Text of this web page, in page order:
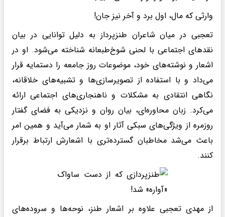
وارثی که مال، اول برد و آخر نیز جان!
تعجبی در میان شاعران طنزپرداز به دلیل توانایی در بیان
نقدهای اجتماعی با لحنی شوخ‌طبعانه شناخته می‌شود. او در
اشعار و نوشته‌های خود، موضوعات روز جامعه را دستمایه قرار
می‌داد و با استفاده از تصویرسازی‌ها و تشبیه‌های خلاقانه،
نگاهی انتقادی به مشکلات و ناهنجاری‌های اجتماعی ارائه
می‌کرد. زبان محاوره‌ای، بیان روان و نزدیکی به فضای گفتار
روزمره از ویژگی‌های سبکی آثار او به شمار می‌آید و همین امر
باعث می‌شد مخاطبان گسترده‌تری با اشعارش ارتباط برقرار
کنند.
از مهدی تعجبی علاوه بر اشعار طنز، نوحه‌ها و سروده‌های